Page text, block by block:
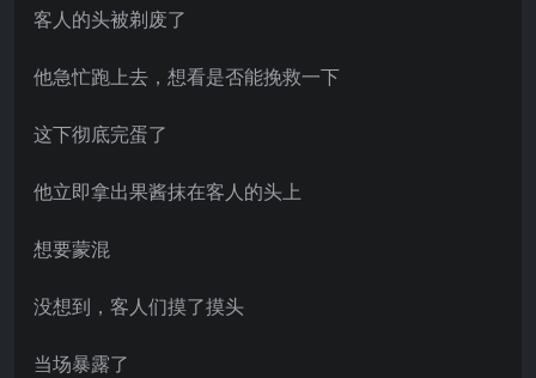
客人的头被剃废了
他急忙跑上去，想看是否能挽救一下
这下彻底完蛋了
他立即拿出果酱抹在客人的头上
想要蒙混
没想到，客人们摸了摸头
当场暴露了